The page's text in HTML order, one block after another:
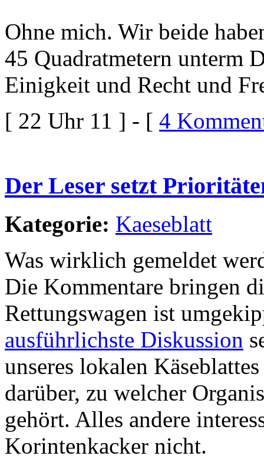
Ohne mich. Wir beide
45 Quadratmetern unterm
Einigkeit und Recht und
[ 22 Uhr 11 ] - [ 4
Der Leser setzt
Kategorie: Kaeseblatt
Was wirklich gemeldet
Die Kommentare bringen
Rettungswagen ist
ausführlichste Diskussion
unseres lokalen
darüber, zu welcher
gehört. Alles andere
Korintenkacker nicht.